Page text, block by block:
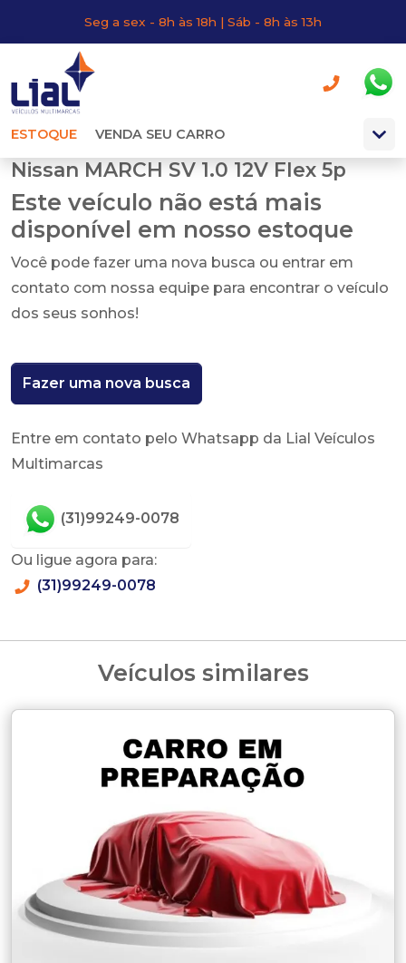
Seg a sex - 8h às 18h | Sáb - 8h às 13h
ESTOQUE VENDA SEU CARRO
Nissan MARCH SV 1.0 12V Flex 5p
Este veículo não está mais
disponível em nosso estoque
Você pode fazer uma nova busca ou entrar em
contato com nossa equipe para encontrar o veículo
dos seus sonhos!
Fazer uma nova busca
Entre em contato pelo Whatsapp da Lial Veículos
Multimarcas
(31)99249-0078
Ou ligue agora para:
(31)99249-0078
Veículos similares